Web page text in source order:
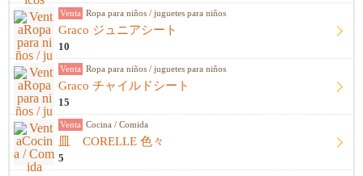
Venta Ropa para niños / juguetes para niños
Graco ジュニアシート
10
Venta Ropa para niños / juguetes para niños
Graco チャイルドシート
15
Venta Cocina / Comida
皿 CORELLE 色々
5